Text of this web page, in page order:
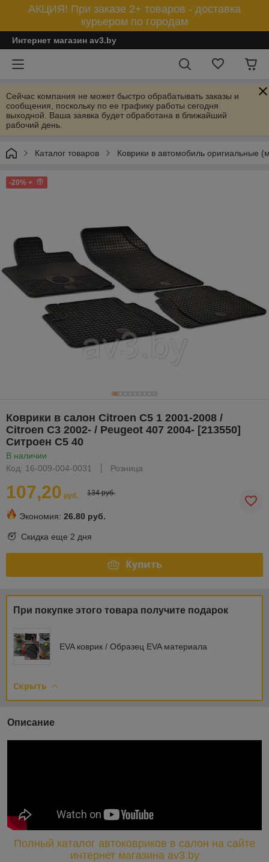
АКЦИЯ! При заказе 2+ товаров - доставка
курьером по городам
Интернет магазин av3.by
Сейчас компания не может быстро обрабатывать заказы и
сообщения, поскольку по ее графику работы сегодня
выходной. Ваша заявка будет обработана в ближайший
рабочий день.
Каталог товаров Коврики в автомобиль оригиальные
-20% +
Коврики в салон Citroen C5 1 2001-2008 /
Citroen C3 2002- / Peugeot 407 2004- [213550]
Ситроен С5 40
В наличии
Код: 16-009-004-0031
Розница
107,20 руб. 134 руб.
Экономия: 26.80 руб.
Скидка еще 2 дня
Купить
При покупке этого товара получите подарок
EVA коврик / Образец EVA материала
Скрыть
Описание
Полный каталог автоковриков в салон на сайте
интернет магазина av3.by